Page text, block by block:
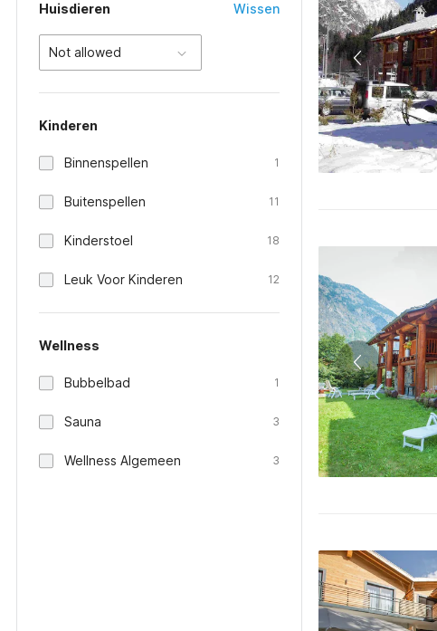
Huisdieren Wissen
Not allowed
Kinderen
Binnenspellen 1
Buitenspellen 11
Kinderstoel 18
Leuk Voor Kinderen 12
Wellness
Bubbelbad 1
Sauna 3
Wellness Algemeen 3